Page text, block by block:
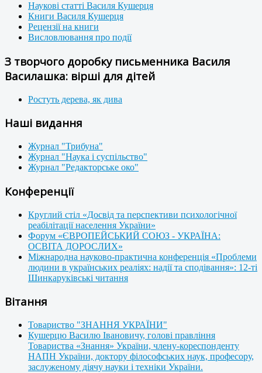
Наукові статті Василя Кушерця
Книги Василя Кушерця
Рецензії на книги
Висловлювання про події
З творчого доробку письменника Василя
Василашка: вірші для дітей
Ростуть дерева, як дива
Наші видання
Журнал "Трибуна"
Журнал "Наука і суспільство"
Журнал "Редакторське око"
Конференції
Круглий стіл «Досвід та перспективи психологічної
реабілітації населення України»
Форум «ЄВРОПЕЙСЬКИЙ СОЮЗ - УКРАЇНА:
ОСВІТА ДОРОСЛИХ»
Міжнародна науково-практична конференція «Проблеми
людини в українських реаліях: надії та сподівання»: 12-ті
Шинкаруківські читання
Вітання
Товариство "ЗНАННЯ УКРАЇНИ"
Кушерцю Василю Івановичу, голові правління
Товариства «Знання» України, члену-кореспонденту
НАПН України, доктору філософських наук, професору,
заслуженому діячу науки і техніки України.